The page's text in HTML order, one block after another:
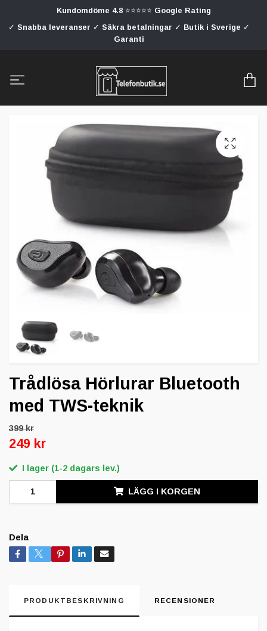
Kundomdöme 4.8 ⭐⭐⭐⭐⭐ Google Rating
✓ Snabba leveranser ✓ Säkra betalningar ✓ Butik i Sverige ✓
Garanti
Trådlösa Hörlurar Bluetooth
med TWS-teknik
399 kr
249 kr
I lager (1-2 dagars lev.)
LÄGG I KORGEN
Dela
PRODUKTBESKRIVNING RECENSIONER